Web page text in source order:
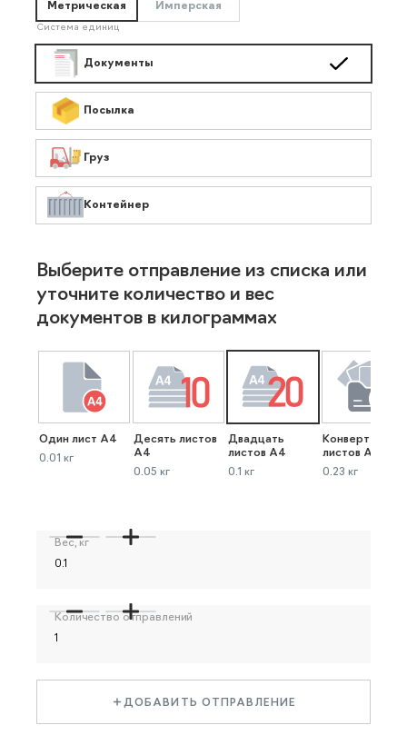
Метрическая Имперская
Система единиц
Документы
Посылка
Груз
Контейнер
Выберите отправление из списка или
уточните количество и вес
документов в килограммах
Один лист А4
0.01 кг
Десять листов
А4
0.05 кг
Двадцать
листов А4
0.1 кг
Конверт до 40
листов А4
0.23 кг
Вес, кг
Количество отправлений
ДОБАВИТЬ ОТПРАВЛЕНИЕ